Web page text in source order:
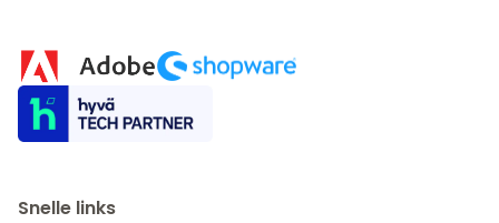
Snelle links